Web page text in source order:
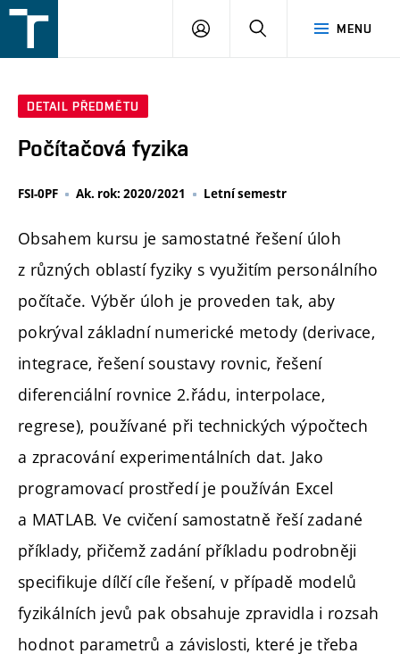
v
MENU
PŘIHLÁŠENÍ
DETAIL PŘEDMĚTU
Počítačová fyzika
FSI-0PF Ak. rok: 2020/2021 Letní semestr
Obsahem kursu je samostatné řešení úloh
z různých oblastí fyziky s využitím personálního
počítače. Výběr úloh je proveden tak, aby
pokrýval základní numerické metody (derivace,
integrace, řešení soustavy rovnic, řešení
diferenciální rovnice 2.řádu, interpolace,
regrese), používané při technických výpočtech
a zpracování experimentálních dat. Jako
programovací prostředí je používán Excel
a MATLAB. Ve cvičení samostatně řeší zadané
příklady, přičemž zadání příkladu podrobněji
specifikuje dílčí cíle řešení, v případě modelů
fyzikálních jevů pak obsahuje zpravidla i rozsah
hodnot parametrů a závislosti, které je třeba